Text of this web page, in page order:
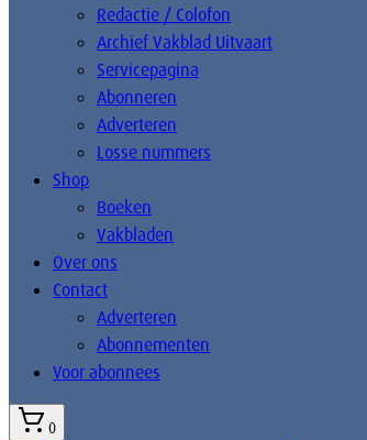
Redactie / Colofon
Archief Vakblad Uitvaart
Servicepagina
Abonneren
Adverteren
Losse nummers
Shop
Boeken
Vakbladen
Over ons
Contact
Adverteren
Abonnementen
Voor abonnees
0